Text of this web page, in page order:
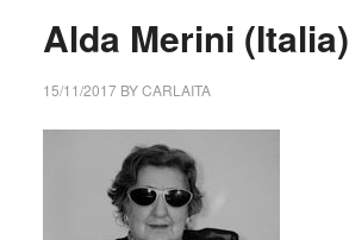
Alda Merini (Italia)
15/11/2017BYCARLAITA